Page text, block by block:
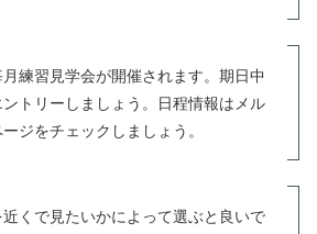
練習見学会が開催されます。期日中
トリーしましょう。日程情報はメル
ジをチェックしましょう。
くで見たいかによって選ぶと良いで